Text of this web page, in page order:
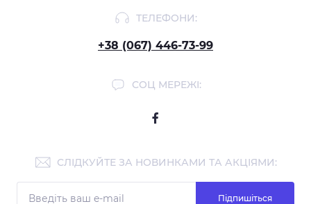
ТЕЛЕФОНИ:
+38 (067) 446-73-99
СОЦ МЕРЕЖІ:
СЛІДКУЙТЕ ЗА НОВИНКАМИ ТА АКЦІЯМИ:
Підпишіться